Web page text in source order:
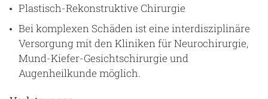
Plastisch-Rekonstruktive Chirurgie
Bei komplexen Schäden ist eine interdisziplinäre
Versorgung mit den Kliniken für Neurochirurgie,
Mund-Kiefer-Gesichtschirurgie und
Augenheilkunde möglich.